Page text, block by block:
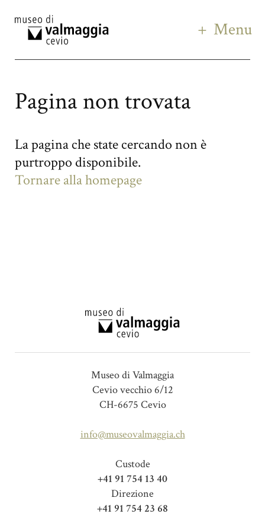
Menu
Pagina non trovata
La pagina che state cercando non è
purtroppo disponibile.
Tornare alla homepage
Museo di Valmaggia
Cevio vecchio 6/12
CH-6675 Cevio
info@museovalmaggia.ch
Custode
+41 91 754 13 40
Direzione
+41 91 754 23 68